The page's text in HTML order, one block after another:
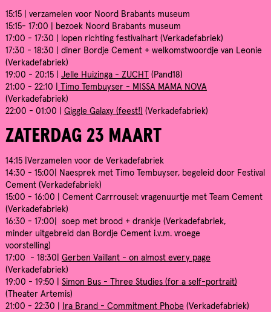
15:15 | verzamelen voor Noord Brabants museum
15:15- 17:00 | bezoek Noord Brabants museum
17:00 - 17:30 | lopen richting festivalhart (Verkadefabriek)
17:30 - 18:30 | diner Bordje Cement + welkomstwoordje van Leonie
(Verkadefabriek)
19:00 - 20:15 | Jelle Huizinga - ZUCHT
(Pand18)
21:00 - 22:10 |
Timo Tembuyser - MISSA MAMA NOVA
(Verkadefabriek)
22:00 - 01:00 | Giggle Galaxy (feest!) (Verkadefabriek)
ZATERDAG 23 MAART
14:15 |Verzamelen voor de Verkadefabriek
14:30 - 15:00| Naesprek met Timo Tembuyser, begeleid door Festival
Cement (Verkadefabriek)
15:00 - 16:00 | Cement Carrrousel: vragenuurtje met Team Cement
(Verkadefabriek)
16:30 - 17:00| soep met brood + drankje (Verkadefabriek,
minder uitgebreid dan Bordje Cement i.v.m. vroege
voorstelling)
17:00 - 18:30| Gerben Vaillant - on almost every page
(Verkadefabriek)
19:00 - 19:50 | Simon Bus - Three Studies (for a self-portrait)
(Theater Artemis)
21:00 - 22:30 |
Ira Brand - Commitment Phobe(Verkadefabriek)